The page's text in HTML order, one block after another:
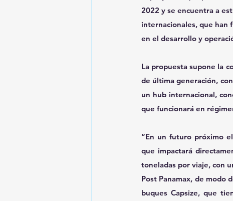
2022 y se encuentra a
internacionales, que han
en el desarrollo y
La propuesta supone la
de última generación,
un hub internacional,
que funcionará en
“En un futuro próximo
que impactará
toneladas por viaje, con
Post Panamax, de modo
buques Capsize, que